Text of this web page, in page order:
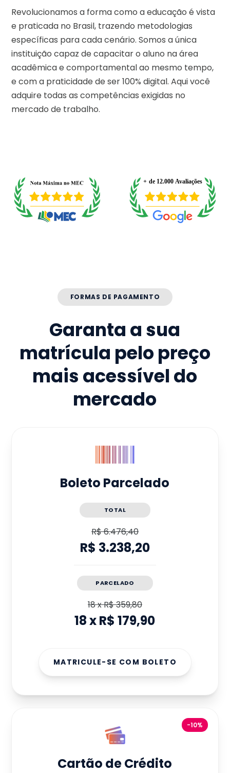
Revolucionamos a forma como a educação é vista
e praticada no Brasil, trazendo metodologias
específicas para cada cenário. Somos a única
instituição capaz de capacitar o aluno na área
acadêmica e comportamental ao mesmo tempo,
e com a praticidade de ser 100% digital. Aqui você
adquire todas as competências exigidas no
mercado de trabalho.
FORMAS DE PAGAMENTO
Garanta a sua
matrícula pelo preço
mais acessível do
mercado
Boleto Parcelado
TOTAL
R$ 6.476,40
R$ 3.238,20
PARCELADO
18xR$ 359,80
18xR$ 179,90
MATRICULE-SE COM BOLETO
-10%
Cartão de Crédito